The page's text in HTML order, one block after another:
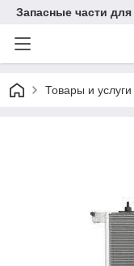
Запасные части
Товары и услуги